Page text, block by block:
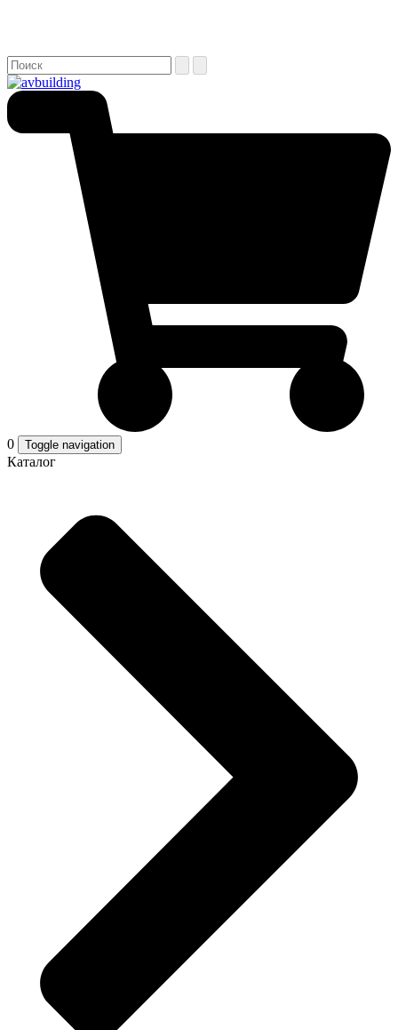
0 Toggle navigation
Каталог